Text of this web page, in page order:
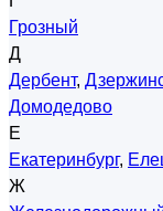
Грозный
Д
Дербент,
Домодедово
Е
Екатеринбург,
Ж